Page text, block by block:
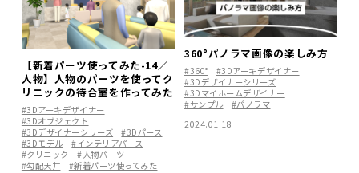
【新着パーツ使ってみた-14／
人物】人物のパーツを使ってク
リニックの待合室を作ってみた
#3Dアーキデザイナー
#3Dオブジェクト
#3Dデザイナーシリーズ
#3Dパース
#3Dモデル
#インテリアパース
#クリニック
#人物パーツ
#勾配天井
#新着パーツ使ってみた
360°パノラマ画像の楽しみ方
#360°
#3Dアーキデザイナー
#3Dデザイナーシリーズ
#3Dマイホームデザイナー
#サンプル
#パノラマ
2024.01.18